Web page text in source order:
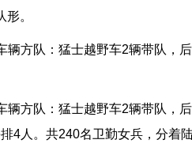
。
辆方队：猛士越野车2辆带队，
辆方队：猛士越野车2辆带队，
4人。共240名卫勤女兵，分着